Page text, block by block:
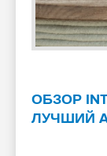
ОБЗОР
ЛУЧШИЙ